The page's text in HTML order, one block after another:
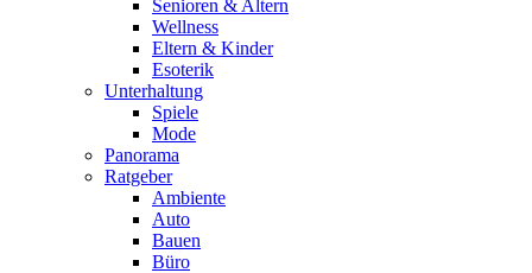
Senioren & Altern
Wellness
Eltern & Kinder
Esoterik
Unterhaltung
Spiele
Mode
Panorama
Ratgeber
Ambiente
Auto
Bauen
Büro